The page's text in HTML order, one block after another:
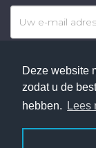
Deze website
zodat u de
hebben.
Lees
©2018 Online Museum